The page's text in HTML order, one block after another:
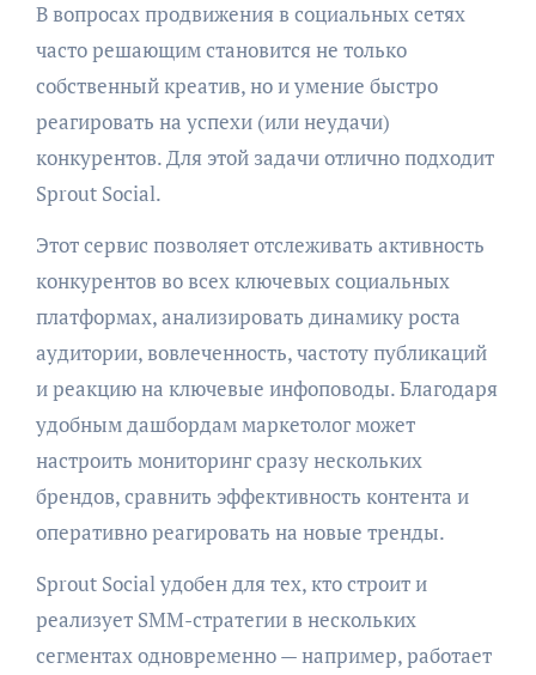
В вопросах продвижения в социальных сетях
часто решающим становится не только
собственный креатив, но и умение быстро
реагировать на успехи (или неудачи)
конкурентов. Для этой задачи отлично подходит
Sprout Social.
Этот сервис позволяет отслеживать активность
конкурентов во всех ключевых социальных
платформах, анализировать динамику роста
аудитории, вовлеченность, частоту публикаций
и реакцию на ключевые инфоповоды. Благодаря
удобным дашбордам маркетолог может
настроить мониторинг сразу нескольких
брендов, сравнить эффективность контента и
оперативно реагировать на новые тренды.
Sprout Social удобен для тех, кто строит и
реализует SMM-стратегии в нескольких
сегментах одновременно — например, работает